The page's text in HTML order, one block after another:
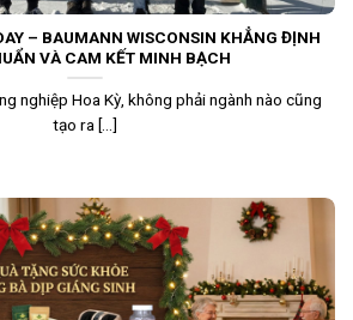
– BAUMANN WISCONSIN KHẲNG ĐỊNH
VÀ CAM KẾT MINH BẠCH
nghiệp Hoa Kỳ, không phải ngành nào cũng
tạo ra [...]